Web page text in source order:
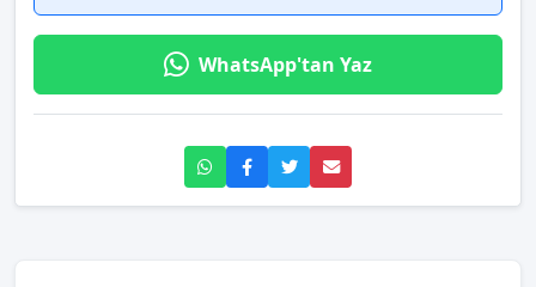
WhatsApp'tan Yaz